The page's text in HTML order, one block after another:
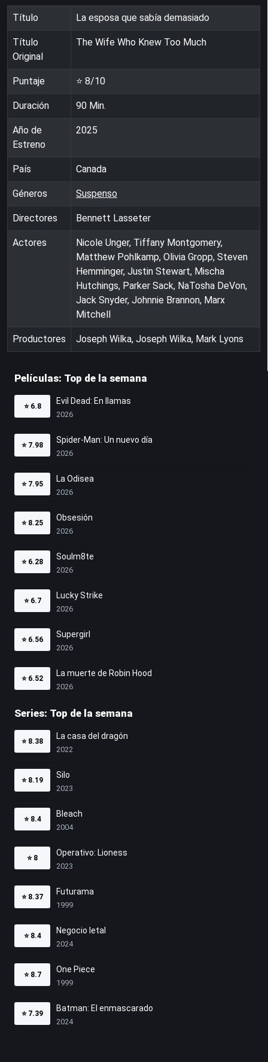
Título La esposa que sabía demasiado
Título
Original
The Wife Who Knew Too Much
Puntaje ⭐ 8/10
Duración 90 Min.
Año de
Estreno
2025
País Canada
Géneros Suspenso
Directores Bennett Lasseter
Actores
Nicole Unger, Tiffany Montgomery,
Matthew Pohlkamp, Olivia Gropp, Steven
Hemminger, Justin Stewart, Mischa
Hutchings, Parker Sack, NaTosha DeVon,
Jack Snyder, Johnnie Brannon, Marx
Mitchell
Productores Joseph Wilka, Joseph Wilka, Mark Lyons
Películas: Top de la semana
⭐ 6.8
Evil Dead: En llamas
2026
⭐ 7.98
Spider-Man: Un nuevo día
2026
⭐ 7.95
La Odisea
2026
⭐ 8.25
Obsesión
2026
⭐ 6.28
Soulm8te
2026
⭐ 6.7
Lucky Strike
2026
⭐ 6.56
Supergirl
2026
⭐ 6.52
La muerte de Robin Hood
2026
Series: Top de la semana
⭐ 8.38
La casa del dragón
2022
⭐ 8.19
Silo
2023
⭐ 8.4
Bleach
2004
⭐ 8
Operativo: Lioness
2023
⭐ 8.37
Futurama
1999
⭐ 8.4
Negocio letal
2024
⭐ 8.7
One Piece
1999
⭐ 7.39
Batman: El enmascarado
2024